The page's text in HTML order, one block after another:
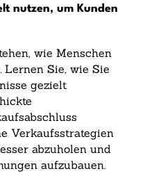
nutzen, um Kunden
wie Menschen
Sie, wie Sie
gezielt
Verkaufsstrategien
abzuholen und
aufzubauen.